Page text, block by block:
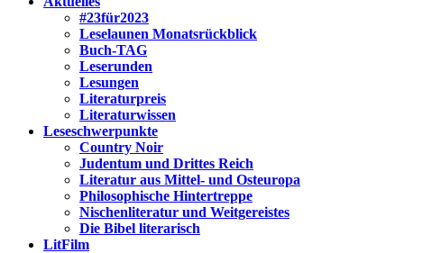
#23für2023
Leselaunen Monatsrückblick
Buch-TAG
Leserunden
Lesungen
Literaturpreis
Literaturwissen
Leseschwerpunkte
Country Noir
Judentum und Drittes Reich
Literatur aus Mittel- und Osteuropa
Philosophische Hintertreppe
Nischenliteratur und Weitgereistes
Die Bibel literarisch
LitFilm